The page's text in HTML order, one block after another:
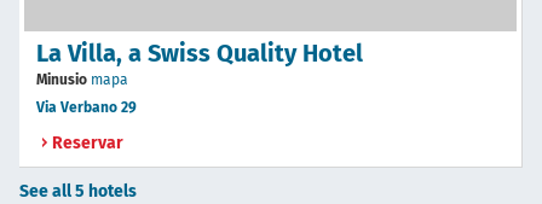
La Villa, a Swiss Quality Hotel
Minusio mapa
Via Verbano 29
Reservar
See all 5 hotels